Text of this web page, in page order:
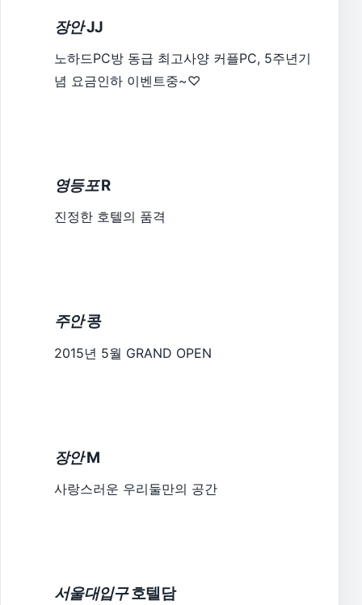
장안JJ
노하드PC방 동급 최고사양 커플PC, 5주년기
념 요금인하 이벤트중~♡
영등포R
진정한 호텔의 품격
주안콩
2015년 5월 GRAND OPEN
장안M
사랑스러운 우리둘만의 공간
서울대입구호텔담